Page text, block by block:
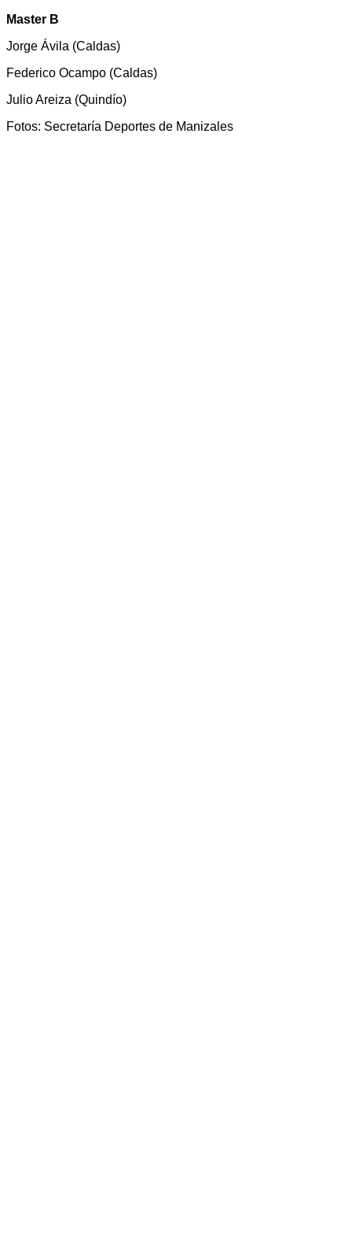
Master B
Jorge Ávila (Caldas)
Federico Ocampo (Caldas)
Julio Areiza (Quindío)
Fotos: Secretaría Deportes de Manizales